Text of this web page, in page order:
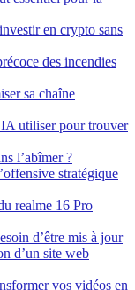
en crypto sans
des incendies
sa chaîne
IA utiliser pour trouver
l’abîmer ?
stratégique
realme 16 Pro
d’être mis à jour
d’un site web
vos vidéos en